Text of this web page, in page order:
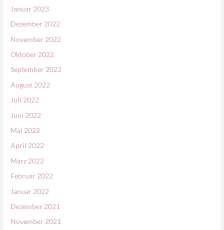
Januar 2023
Dezember 2022
November 2022
Oktober 2022
September 2022
August 2022
Juli 2022
Juni 2022
Mai 2022
April 2022
März 2022
Februar 2022
Januar 2022
Dezember 2021
November 2021